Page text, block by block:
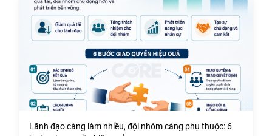
Lãnh đạo càng làm nhiều, đội nhóm càng phụ thuộc: 6